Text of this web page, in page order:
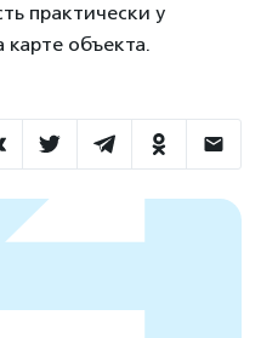
практически у
карте объекта.